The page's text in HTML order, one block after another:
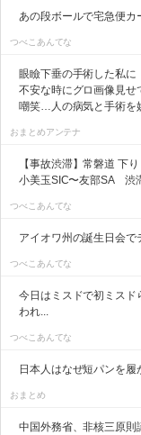
あの段ボールで宅急便カ
つべこあんてな
眼瞼下垂の手術した私に
不安な時にグロ画像見せ
嘲笑…人の病気と手術を
おまとめアンテナ
【事故渋滞】常磐道 下
小美玉SIC〜友部SA 渋
つべこあんてな
アイオワ州の誕生日会で
つべこあんてな
今日はミスドで初ミスド
われ...
つべこあんてな
日本人はなぜ短パンを履
おまとめ
中国外務省、非核三原則